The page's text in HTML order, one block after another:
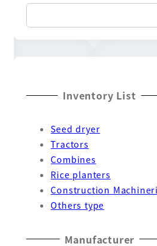
Inventory List
Seed dryer
Tractors
Combines
Rice planters
Construction
Others type
Manufacturer